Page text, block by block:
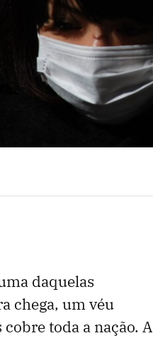
daquelas
chega, um véu
toda a nação. A